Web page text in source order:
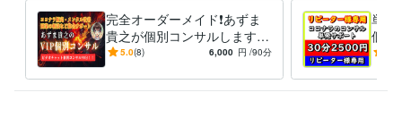
メンタルケアカウンセラー
認定ダイエットインストラクター 取得年 : 2014年
その他ツール
コピーライター:3年
完全オーダーメイド❗あずま
貴之が個別コンサルします
ココナラ/目標達成/コーチン
ス
5.0(8) 6,000 円 /90分
単発
個別
ラ販
略